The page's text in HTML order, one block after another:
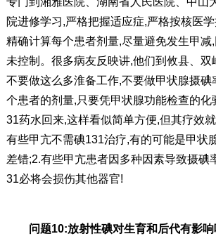
院进修学习,严格把握适应症,严格按核医
精确计算每个患者剂量,尽量避免发生甲减
未控制。很多病友反映讲,他们到攸县、双
不要做这么多淮备工作,不要做甲状腺摄碘
个患者的剂量,只要凭甲状腺功能检查的化
31药水回来,这样看似简单方便,但其疗效
有些甲亢不需碘131治疗,有的可能是甲状
差错;2.有些甲亢患者因多种因素导致摄碘
31必将会损伤其他器官!
问题10:放射性碘对生育和后代有影